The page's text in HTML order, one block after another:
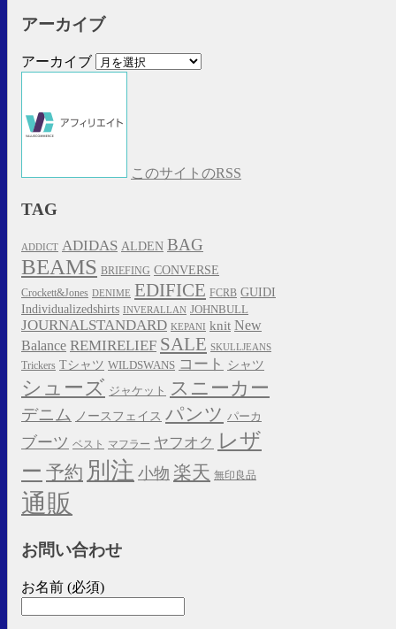
アーカイブ
アーカイブ
このサイトのRSS
TAG
ADDICT ADIDAS ALDEN BAG
BEAMS BRIEFING CONVERSE
Crockett&Jones DENIME EDIFICE FCRB GUIDI
Individualizedshirts INVERALLAN JOHNBULL
JOURNALSTANDARD KEPANI knit New
Balance REMIRELIEF SALE SKULLJEANS
Trickers Tシャツ WILDSWANS コート シャツ
シューズ ジャケット スニーカー
デニム ノースフェイス パンツ パーカ
ブーツ ベスト マフラー ヤフオク レザ
ー 予約 別注 小物 楽天 無印良品
通販
お問い合わせ
お名前 (必須)